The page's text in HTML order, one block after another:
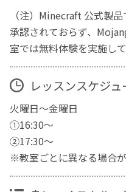
（注）Minecraft 公式製
承認されておらず、
室では無料体験を実施し
レッスンスケジュ
火曜日～金曜日
①16:30～
②17:30～
※教室ごとに異なる場合が